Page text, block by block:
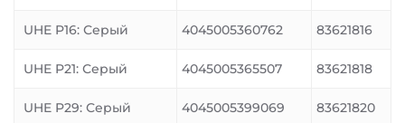
UHE P16: Серый 4045005360762 83621816
UHE P21: Серый 4045005365507 83621818
UHE P29: Серый 4045005399069 83621820